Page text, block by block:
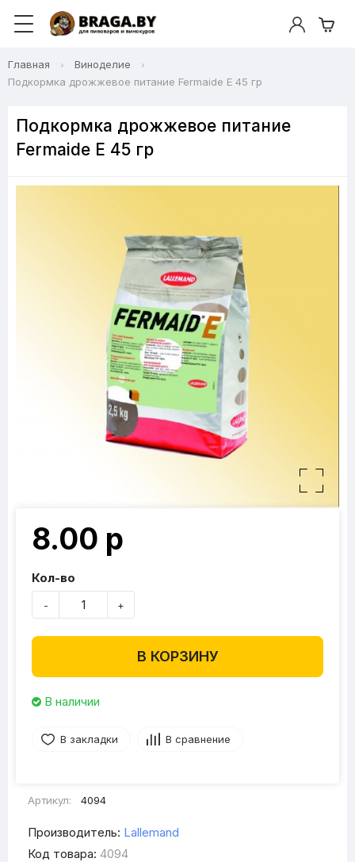
Главная
Виноделие
Подкормка дрожжевое питание Fermaide Е 45 гр
Подкормка дрожжевое питание
Fermaide Е 45 гр
8.00 р
Кол-во
- +
В КОРЗИНУ
В наличии
В закладки В сравнение
Артикул: 4094
Производитель: Lallemand
Код товара: 4094